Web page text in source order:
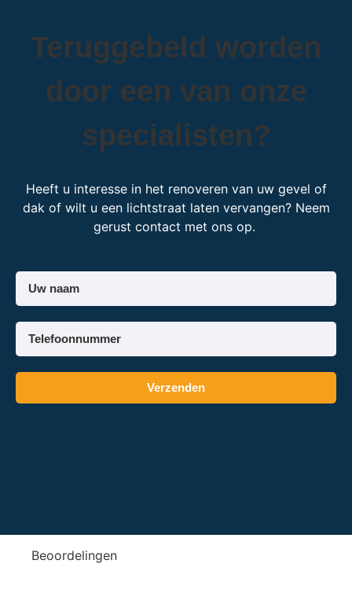
Teruggebeld worden
door een van onze
specialisten?
Heeft u interesse in het renoveren van uw gevel of
dak of wilt u een lichtstraat laten vervangen? Neem
gerust contact met ons op.
Verzenden
Beoordelingen